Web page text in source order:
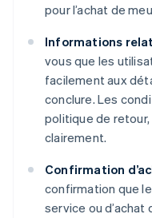
pour l’achat de
Informations
vous que les
facilement aux
conclure. Les
politique de
clairement.
Confirmation
confirmation que
service ou d’achat